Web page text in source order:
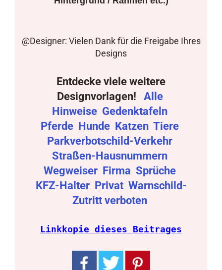
@Designer: Vielen Dank für die Freigabe Ihres
Designs
Entdecke viele weitere
Designvorlagen!
Alle
Hinweise Gedenktafeln
Pferde Hunde Katzen Tiere
Parkverbotschild-Verkehr
Straßen-Hausnummern
Wegweiser Firma Sprüche
KFZ-Halter Privat Warnschild-
Zutritt verboten
Linkkopie dieses Beitrages